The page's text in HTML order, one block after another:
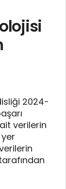
2024-
ait verilerin